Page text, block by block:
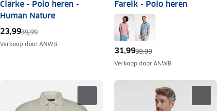
Clarke - Polo heren -
Human Nature
23,9939,99
Verkoop doorANWB
Farelk - Polo heren
31,9939,99
Verkoop doorANWB